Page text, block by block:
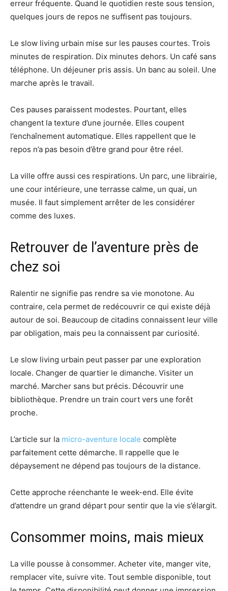
erreur fréquente. Quand le quotidien reste sous tension,
quelques jours de repos ne suffisent pas toujours.
Le slow living urbain mise sur les pauses courtes. Trois
minutes de respiration. Dix minutes dehors. Un café sans
téléphone. Un déjeuner pris assis. Un banc au soleil. Une
marche après le travail.
Ces pauses paraissent modestes. Pourtant, elles
changent la texture d’une journée. Elles coupent
l’enchaînement automatique. Elles rappellent que le
repos n’a pas besoin d’être grand pour être réel.
La ville offre aussi ces respirations. Un parc, une librairie,
une cour intérieure, une terrasse calme, un quai, un
musée. Il faut simplement arrêter de les considérer
comme des luxes.
Retrouver de l’aventure près de
chez soi
Ralentir ne signifie pas rendre sa vie monotone. Au
contraire, cela permet de redécouvrir ce qui existe déjà
autour de soi. Beaucoup de citadins connaissent leur ville
par obligation, mais peu la connaissent par curiosité.
Le slow living urbain peut passer par une exploration
locale. Changer de quartier le dimanche. Visiter un
marché. Marcher sans but précis. Découvrir une
bibliothèque. Prendre un train court vers une forêt
proche.
L’article sur la micro-aventure locale complète
parfaitement cette démarche. Il rappelle que le
dépaysement ne dépend pas toujours de la distance.
Cette approche réenchante le week-end. Elle évite
d’attendre un grand départ pour sentir que la vie s’élargit.
Consommer moins, mais mieux
La ville pousse à consommer. Acheter vite, manger vite,
remplacer vite, suivre vite. Tout semble disponible, tout